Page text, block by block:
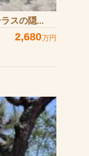
スの隠...
2,680万円